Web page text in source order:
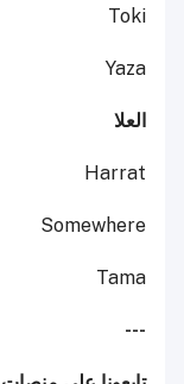
Toki
Yaza
العلا
Harrat
Somewhere
Tama
---